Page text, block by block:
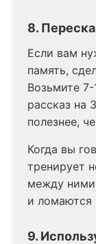
8.
Если вам
память,
Возьмите
рассказ на
полезнее,
Когда вы
тренирует
между
и ломаются
9.